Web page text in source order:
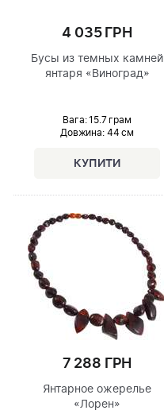
4 035 ГРН
Бусы из темных камней
янтаря «Виноград»
Вага: 15.7 грам
Довжина:44 см
7 288 ГРН
Янтарное ожерелье
«Лорен»